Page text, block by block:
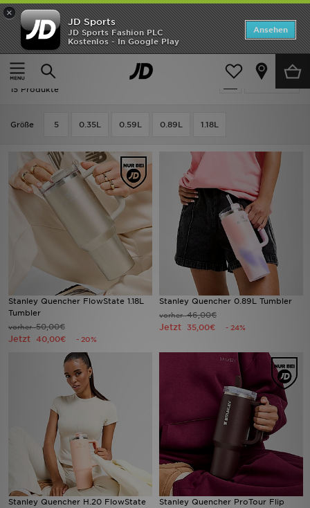
×
JD Sports
JD Sports Fashion PLC
Kostenlos - In Google Play
Ansehen
Home
Frauen Frauen Accessoires Sonstiges
Verfeinern
Ausverkauf | Frauen - Sonstiges
15 Produkte
Grӧße 5 0.35L 0.59L 0.89L 1.18L
Stanley Quencher FlowState 1.18L
Tumbler
vorher50,00€
Jetzt 40,00€ - 20%
Stanley Quencher 0.89L Tumbler
vorher46,00€
Jetzt 35,00€ - 24%
Stanley Quencher H.20 FlowState
Stanley Quencher ProTour Flip
ANGEBOTE
Neuheiten
Herren
Kinder
Bestsellers
Marken
Lade die APP
Filialfinder
Hilfe & Kontakt
Geschenkgutschein
Studenten
Blog